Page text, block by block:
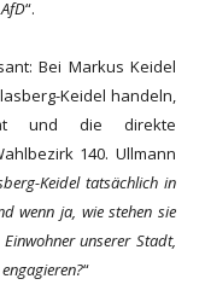
“.
Bei Markus Keidel
Keidelhandeln,
und die direkte
140. Ullmann
Keidel tatsächlich in
wennja, wie stehen sie
unserer Stadt,
“